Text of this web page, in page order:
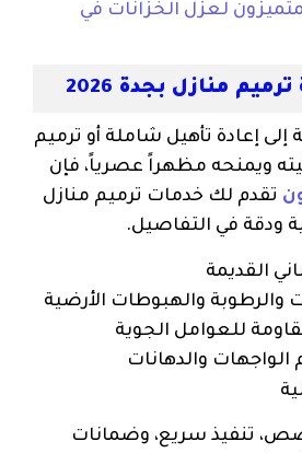
لعزل الخزانات في
منازل بجدة 2026
إلى إعادة تأهيل شاملة أو ترميم
ويمنحه مظهراً عصرياً، فإن
تقدم لك خدمات ترميم منازل
ودقة في التفاصيل.
القديمة
والرطوبة والهبوطات الأرضية
للعوامل الجوية
والدهانات
تنفيذ سريع، وضمانات